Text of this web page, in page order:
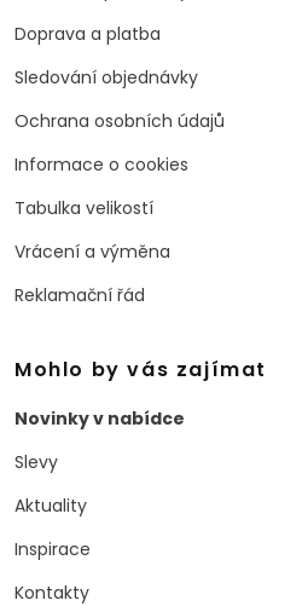
Doprava a platba
Sledování objednávky
Ochrana osobních údajů
Informace o cookies
Tabulka velikostí
Vrácení a výměna
Reklamační řád
Mohlo by vás zajímat
Novinky v nabídce
Slevy
Aktuality
Inspirace
Kontakty